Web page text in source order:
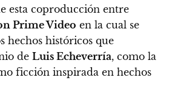
esta coproducción entre
Prime Video en la cual se
hechos históricos que
de Luis Echeverría, como la
ficción inspirada en hechos